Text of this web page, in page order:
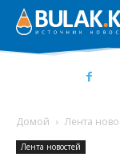
Домой Лента
Лента новостей